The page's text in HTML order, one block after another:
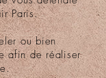
Paris.
ou bien
afin de réaliser